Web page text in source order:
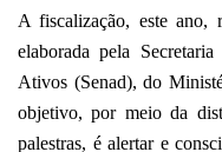
A fiscalização, este ano,
elaborada pela
Ativos (Senad), do
objetivo, por meio da
palestras, é alertar e